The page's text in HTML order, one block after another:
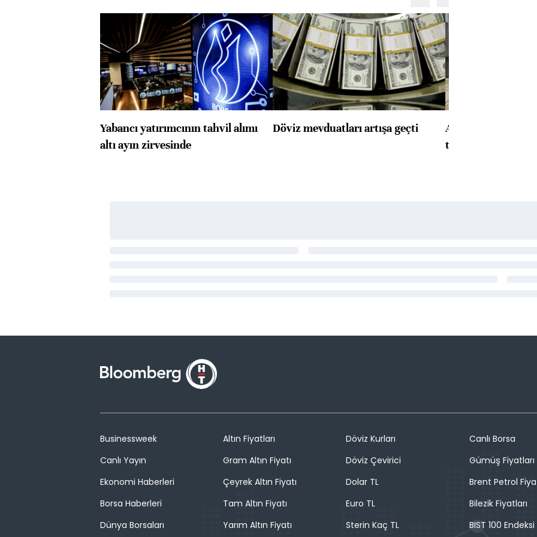
Yabancı yatırımcının tahvil alımı
altı ayın zirvesinde
Döviz mevduatları artışa geçti
ABD'de konut
toparlandı
Businessweek
Canlı Yayın
Ekonomi Haberleri
Borsa Haberleri
Dünya Borsaları
Altın Fiyatları
Gram Altın Fiyatı
Çeyrek Altın Fiyatı
Tam Altın Fiyatı
Yarım Altın Fiyatı
Döviz Kurları
Döviz Çevirici
Dolar TL
Euro TL
Sterin Kaç TL
Canlı Borsa
Gümüş Fiyatları
Brent Petrol
Bilezik Fiyatları
BIST 100 Endeksi